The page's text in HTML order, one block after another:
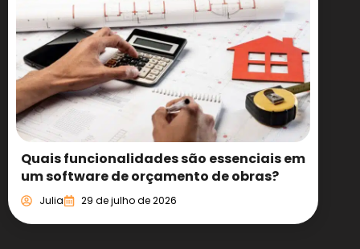
Quais funcionalidades são essenciais em
um software de orçamento de obras?
Julia 29 de julho de 2026